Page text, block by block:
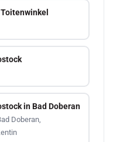
in Bad Doberan
Doberan,